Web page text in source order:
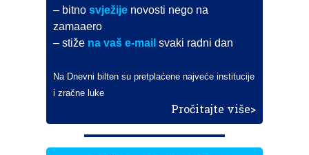
– bitnosvježije novosti nego na
zamaaero
– stiže na vaš e-mail svaki radni dan
Na Dnevni bilten su pretplaćene najveće institucije
i zračne luke
Pročitajte više>